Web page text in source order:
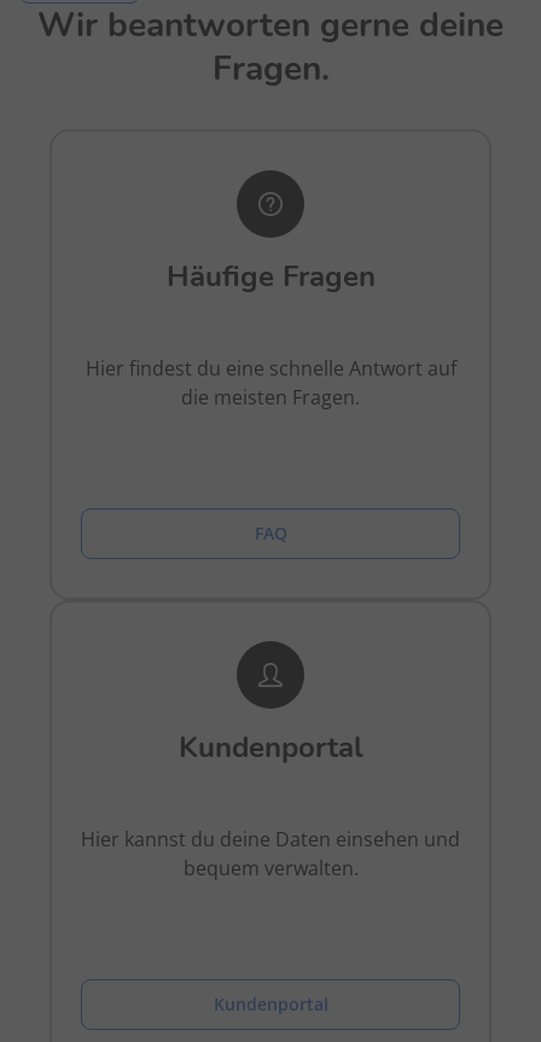
Wir beantworten gerne deine
Fragen.
Häufige Fragen
Hier findest du eine schnelle Antwort auf
die meisten Fragen.
FAQ
Kundenportal
Hier kannst du deine Daten einsehen und
bequem verwalten.
Kundenportal